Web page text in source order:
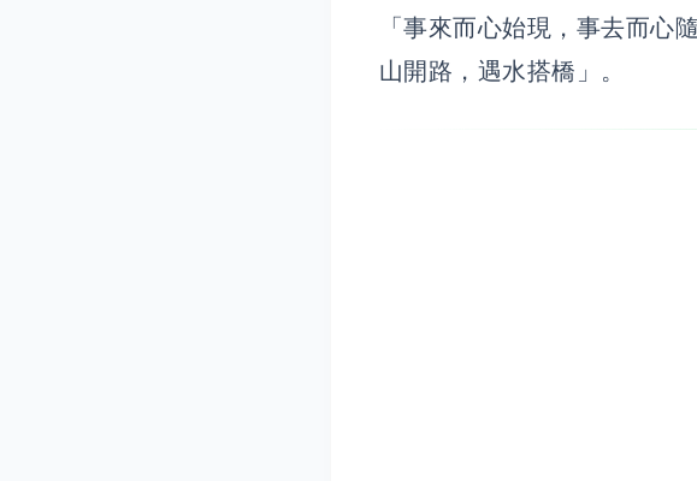
「事來而心始現，事去而心
山開路，遇水搭橋」。